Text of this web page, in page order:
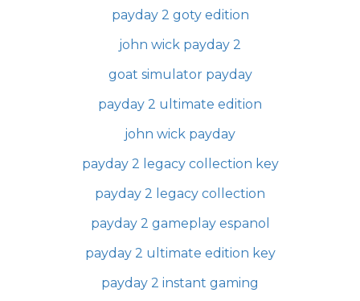
payday 2 goty edition
john wick payday 2
goat simulator payday
payday 2 ultimate edition
john wick payday
payday 2 legacy collection key
payday 2 legacy collection
payday 2 gameplay espanol
payday 2 ultimate edition key
payday 2 instant gaming